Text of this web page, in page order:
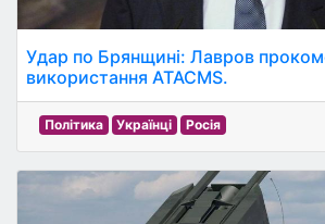
Удар по Брянщині: Лавров
використання ATACMS.
Політика Українці Росія